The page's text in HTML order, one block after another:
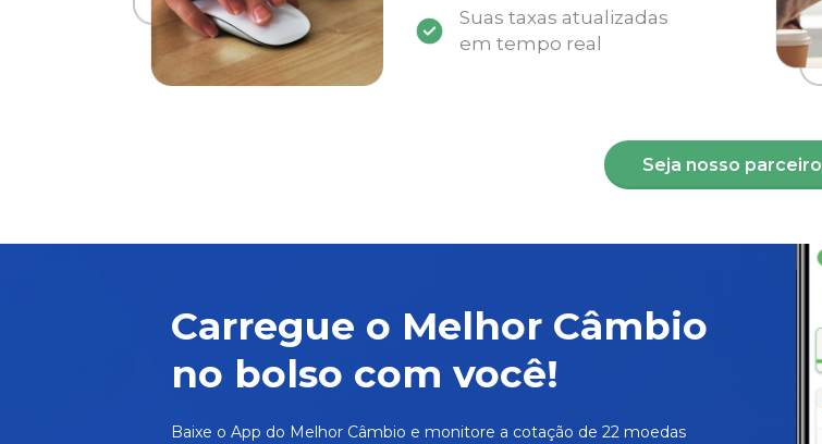
Suas taxas atualizadas
em tempo real
Seja nosso parceiro
Carregue o Melhor Câmbio
no bolso com você!
Baixe o App do Melhor Câmbio e monitore a cotação de 22 moedas